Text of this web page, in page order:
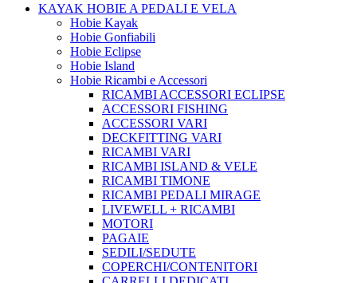
KAYAK HOBIE A PEDALI E VELA
Hobie Kayak
Hobie Gonfiabili
Hobie Eclipse
Hobie Island
Hobie Ricambi e Accessori
RICAMBI ACCESSORI ECLIPSE
ACCESSORI FISHING
ACCESSORI VARI
DECKFITTING VARI
RICAMBI VARI
RICAMBI ISLAND & VELE
RICAMBI TIMONE
RICAMBI PEDALI MIRAGE
LIVEWELL + RICAMBI
MOTORI
PAGAIE
SEDILI/SEDUTE
COPERCHI/CONTENITORI